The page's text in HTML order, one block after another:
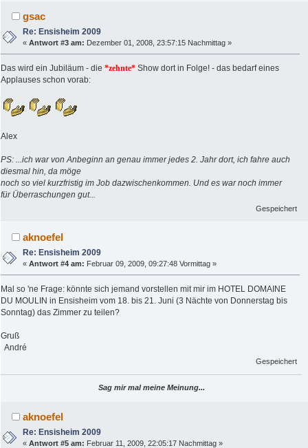
gsac
Re: Ensisheim 2009
«Antwort #3 am: Dezember 01, 2008, 23:57:15 Nachmittag »
Das wird ein Jubiläum - die *zehnte* Show dort in Folge! - das bedarf eines
Applauses schon vorab:
Alex
PS: ...ich war von Anbeginn an genau immer jedes 2. Jahr dort, ich fahre auch
diesmal hin, da möge
noch so viel kurzfristig im Job dazwischenkommen. Und es war noch immer
für Überraschungen gut...
Gespeichert
aknoefel
Re: Ensisheim 2009
«Antwort #4 am: Februar 09, 2009, 09:27:48 Vormittag »
Mal so 'ne Frage: könnte sich jemand vorstellen mit mir im HOTEL DOMAINE
DU MOULIN in Ensisheim vom 18. bis 21. Juni (3 Nächte von Donnerstag bis
Sonntag) das Zimmer zu teilen?
Gruß
André
Gespeichert
Sag mir mal meine Meinung...
aknoefel
Re: Ensisheim 2009
«Antwort #5 am: Februar 11, 2009, 22:05:17 Nachmittag »